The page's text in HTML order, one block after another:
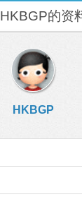
HKBGP的资
HKBGP